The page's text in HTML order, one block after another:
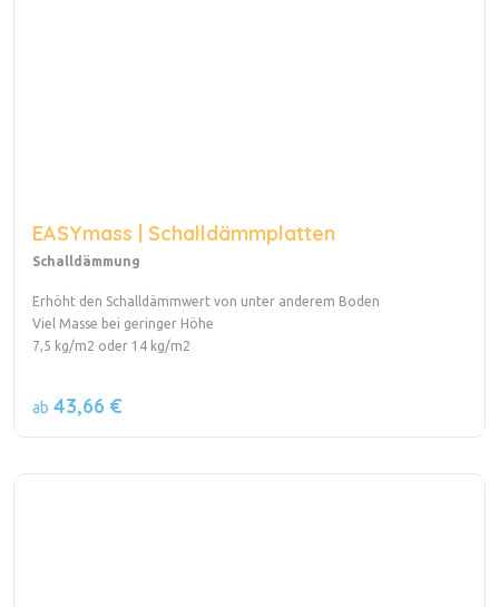
EASYmass | Schalldämmplatten
Schalldämmung
Erhöht den Schalldämmwert von unter anderem Boden
Viel Masse bei geringer Höhe
7,5 kg/m2 oder 14 kg/m2
ab 43,66 €